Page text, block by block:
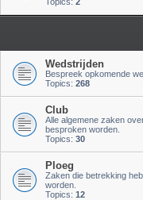
Wedstrijden
Bespreek opkomende
Topics: 268
Club
Alle algemene zaken
besproken worden.
Topics: 30
Ploeg
Zaken die betrekking
worden.
Topics: 12